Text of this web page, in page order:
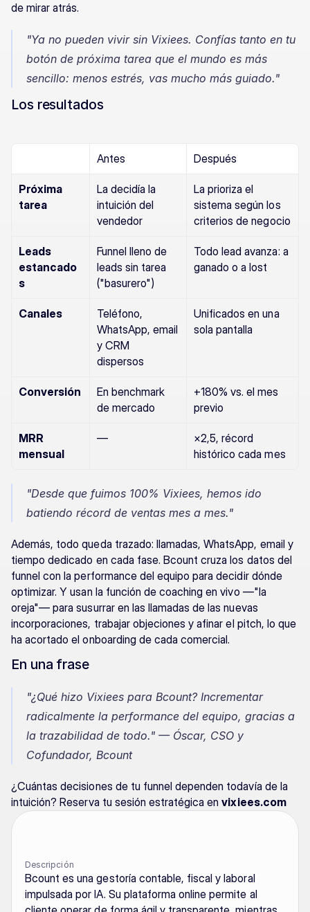
de mirar atrás.
"Ya no pueden vivir sin Vixiees. Confías tanto en tu
botón de próxima tarea que el mundo es más
sencillo: menos estrés, vas mucho más guiado."
Los resultados
Antes Después
Próxima
tarea
La decidía la
intuición del
vendedor
La prioriza el
sistema según los
criterios de negocio
Leads
estancado
s
Funnel lleno de
leads sin tarea
("basurero")
Todo lead avanza: a
ganado o a lost
Canales
Teléfono,
WhatsApp, email
y CRM
dispersos
Unificados en una
sola pantalla
Conversión
En benchmark
de mercado
+180% vs. el mes
previo
MRR
mensual
—
×2,5, récord
histórico cada mes
"Desde que fuimos 100% Vixiees, hemos ido
batiendo récord de ventas mes a mes."
Además, todo queda trazado: llamadas, WhatsApp, email y
tiempo dedicado en cada fase. Bcount cruza los datos del
funnel con la performance del equipo para decidir dónde
optimizar. Y usan la función de coaching en vivo —"la
oreja"— para susurrar en las llamadas de las nuevas
incorporaciones, trabajar objeciones y afinar el pitch, lo que
ha acortado el onboarding de cada comercial.
En una frase
"¿Qué hizo Vixiees para Bcount? Incrementar
radicalmente la performance del equipo, gracias a
la trazabilidad de todo." — Óscar, CSO y
Cofundador, Bcount
¿Cuántas decisiones de tu funnel dependen todavía de la
intuición? Reserva tu sesión estratégica en vixiees.com
Descripción
Bcount es una gestoría contable, fiscal y laboral
impulsada por IA. Su plataforma online permite al